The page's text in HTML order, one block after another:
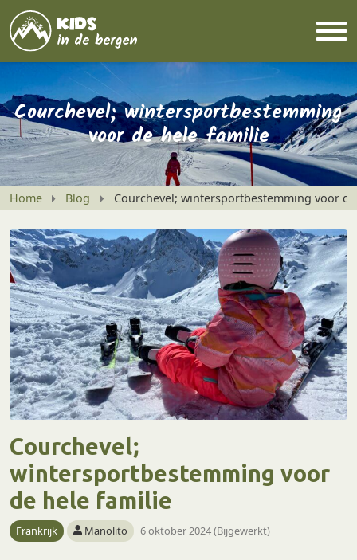
Courchevel; wintersportbestemming
voor de hele familie
Home Blog Courchevel; wintersportbestemming voor
Courchevel;
wintersportbestemming voor
de hele familie
Frankrijk Manolito 6 oktober 2024 (Bijgewerkt)